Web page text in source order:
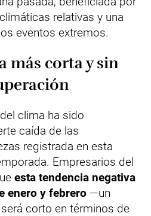
relativas y una
eventos extremos.
más corta y sin
clima ha sido
caída de las
registrada en esta
Empresarios del
esta tendencia negativa
enero y febrero —un
corto en términos de